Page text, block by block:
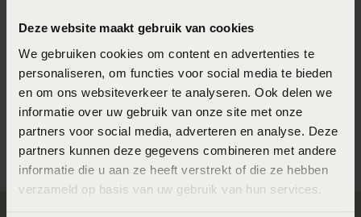
Deze website maakt gebruik van cookies
We gebruiken cookies om content en advertenties te
personaliseren, om functies voor social media te bieden
en om ons websiteverkeer te analyseren. Ook delen we
informatie over uw gebruik van onze site met onze
partners voor social media, adverteren en analyse. Deze
partners kunnen deze gegevens combineren met andere
informatie die u aan ze heeft verstrekt of die ze hebben
verzameld op basis van uw gebruik van hun services.
Seizoen
202210
Materiaal
100% Katoen (Katoen)